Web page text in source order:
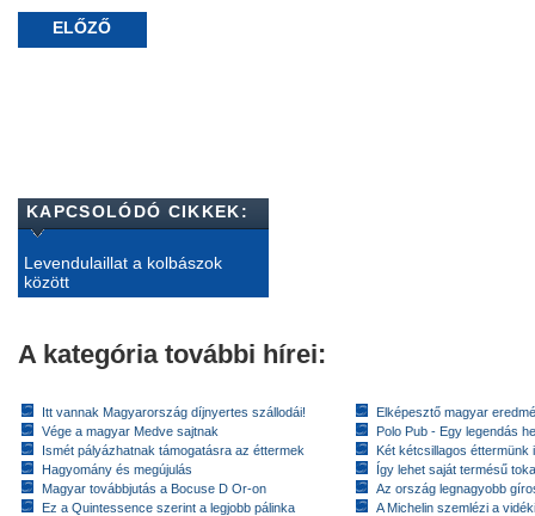
ELŐZŐ
KAPCSOLÓDÓ CIKKEK:
Levendulaillat a kolbászok
között
A kategória további hírei:
Itt vannak Magyarország díjnyertes szállodái!
Vége a magyar Medve sajtnak
Ismét pályázhatnak támogatásra az éttermek
Hagyomány és megújulás
Magyar továbbjutás a Bocuse D Or-on
Ez a Quintessence szerint a legjobb pálinka
Elképesztő magyar
Polo Pub - Egy legendás
Két kétcsillagos éttermünk
Így lehet saját termésű
Az ország legnagyobb
A Michelin szemlézi a